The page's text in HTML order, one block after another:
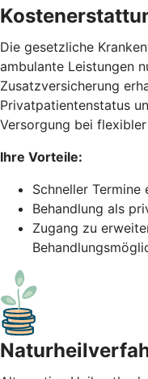
Die gesetzliche
ambulante Leistungen
Zusatzversicherung
Privatpatientenstatus
Versorgung bei
Ihre Vorteile:
Schneller Termine
Behandlung als
Zugang zu